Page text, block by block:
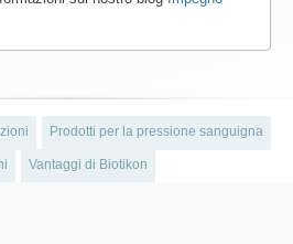
Prodotti per la pressione sanguigna
Vantaggi di Biotikon